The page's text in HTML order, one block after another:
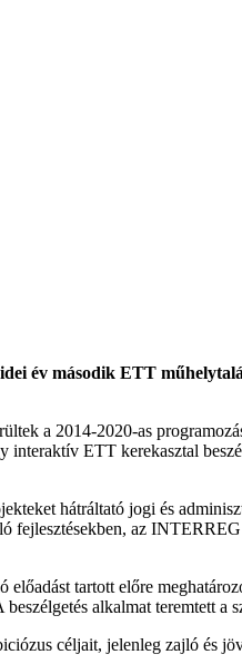
év második ETT
a 2014-2020-as
ETT kerekasztal
hátráltató jogi és
fejlesztésekben, az
tartott előre
alkalmat teremtett a
céljait, jelenleg zajló és